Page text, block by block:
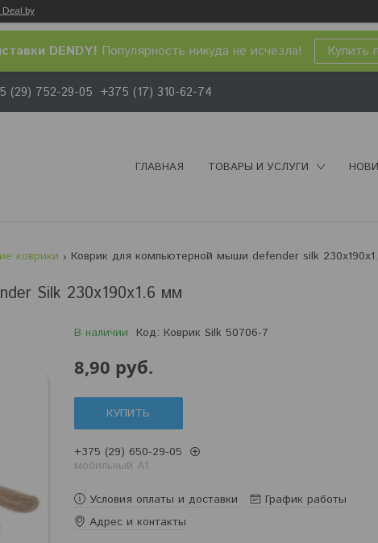
DENDY! Популярность никуда не исчезла! Купить
(29) 752-29-05 +375 (17) 310-62-74
ГЛАВНАЯ ТОВАРЫ И УСЛУГИ
коврики Коврик для компьютерной мыши defender silk
Silk 230x190x1.6 мм
В наличии Код: Коврик Silk 50706-7
8,90 руб.
КУПИТЬ
+375 (29) 650-29-05
мобильный A1
Условия оплаты и доставки
График работы
Адрес и контакты